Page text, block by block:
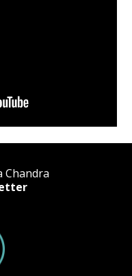
Chandra